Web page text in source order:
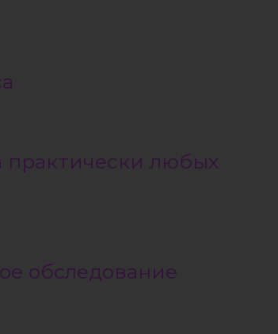
практически любых
обследование